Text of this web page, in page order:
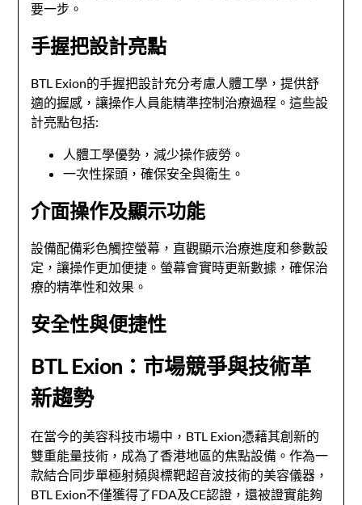
要一步。
手握把設計亮點
BTL Exion的手握把設計充分考慮人體工學，提供舒
適的握感，讓操作人員能精準控制治療過程。這些設
計亮點包括:
人體工學優勢，減少操作疲勞。
一次性探頭，確保安全與衛生。
介面操作及顯示功能
設備配備彩色觸控螢幕，直觀顯示治療進度和參數設
定，讓操作更加便捷。螢幕會實時更新數據，確保治
療的精準性和效果。
安全性與便捷性
BTL Exion：市場競爭與技術革
新趨勢
在當今的美容科技市場中，BTL Exion憑藉其創新的
雙重能量技術，成為了香港地區的焦點設備。作為一
款結合同步單極射頻與標靶超音波技術的美容儀器，
BTL Exion不僅獲得了FDA及CE認證，還被證實能夠